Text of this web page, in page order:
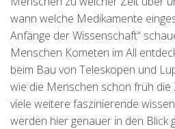
wann welche Medikamente
Anfänge der Wissenschaft“
Menschen Kometen im All
beim Bau von Teleskopen und
wie die Menschen schon früh
viele weitere faszinierende
werden hier genauer in den Blick